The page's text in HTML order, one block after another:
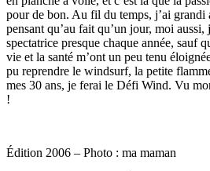
pour de bon. Au fil du temps, j’ai grandi
pensant qu’au fait qu’un jour, moi aussi,
spectatrice presque chaque année, sauf
vie et la santé m’ont un peu tenu
pu reprendre le windsurf, la petite
mes 30 ans, je ferai le Défi Wind. Vu
!
Édition 2006 – Photo : ma maman